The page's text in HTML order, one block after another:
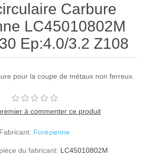
Carbure
LC45010802M
Ep:4.0/3.2 Z108
pour la coupe de métaux non ferreux.
à commenter ce produit
Fabricant: Forézienne
du fabricant: LC45010802M